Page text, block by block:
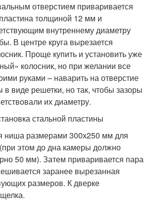
отверстием приваривается
толщиной 12 мм и
внутреннему диаметру
В центре круга вырезается
Проще купить и установить уже
колосник, но при желании все
руками – наварить на отверстие
виде решетки, но так, чтобы зазоры
их диаметру.
стальной пластины
ниша размерами 300х250 мм для
этом до дна камеры должно
50 мм). Затем приваривается пара
заранее вырезанная
размеров. К дверке